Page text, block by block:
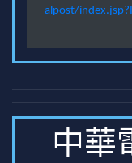
alpost/
中華